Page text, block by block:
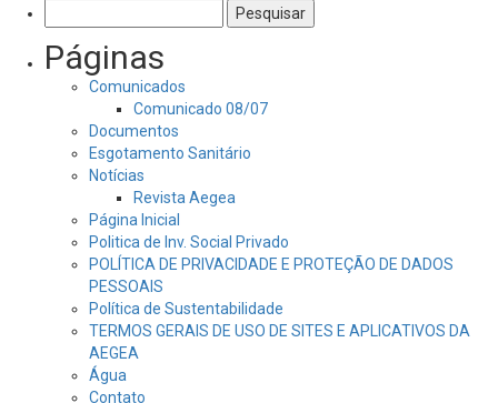
por:
Páginas
Comunicados
Comunicado 08/07
Documentos
Esgotamento Sanitário
Notícias
Revista Aegea
Página Inicial
Politica de Inv. Social Privado
POLÍTICA DE PRIVACIDADE E PROTEÇÃO DE DADOS
PESSOAIS
Política de Sustentabilidade
TERMOS GERAIS DE USO DE SITES E APLICATIVOS DA
AEGEA
Água
Contato